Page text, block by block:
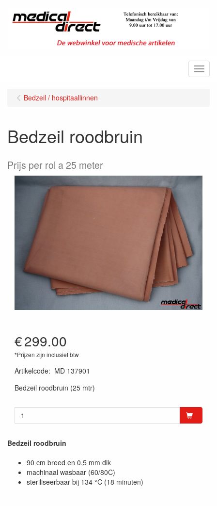
Menu
Bedzeil / hospitaallinnen
Bedzeil roodbruin
Prijs per rol a 25 meter
€299.00
*Prijzen zijn inclusief btw
Artikelcode: MD 137901
Bedzeil roodbruin (25 mtr)
Bedzeil roodbruin
90 cm breed en 0,5 mm dik
machinaal wasbaar (60/80C)
steriliseerbaar bij 134 °C (18 minuten)